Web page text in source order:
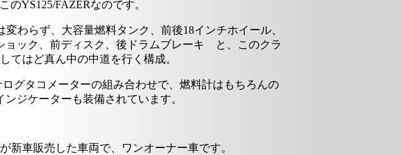
のYS125/FAZERなのです。
わらず、大容量燃料タンク、前後18インチホイール、
ョック、前ディスク、後ドラムブレーキ と、このクラ
てはど真ん中の中道を行く構成。
グタコメーターの組み合わせで、燃料計はもちろんの
ジケーターも装備されています。
新車販売した車両で、ワンオーナー車です。